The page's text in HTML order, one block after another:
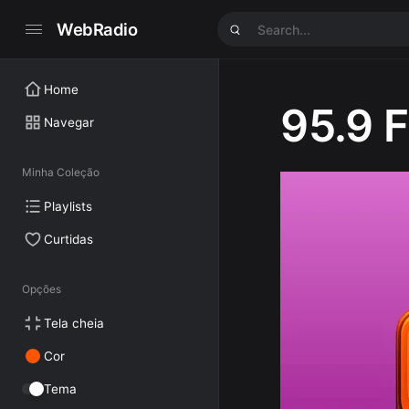
WebRadio
Home
Navegar
Minha Coleção
Playlists
Curtidas
Opções
Tela cheia
Cor
Tema
95.9